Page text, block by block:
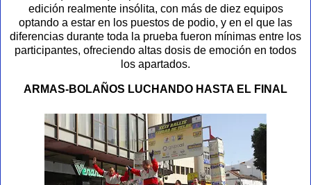
edición realmente insólita, con más de diez equipos
optando a estar en los puestos de podio, y en el que las
diferencias durante toda la prueba fueron mínimas entre los
participantes, ofreciendo altas dosis de emoción en todos
los apartados.
ARMAS-BOLAÑOS LUCHANDO HASTA EL FINAL